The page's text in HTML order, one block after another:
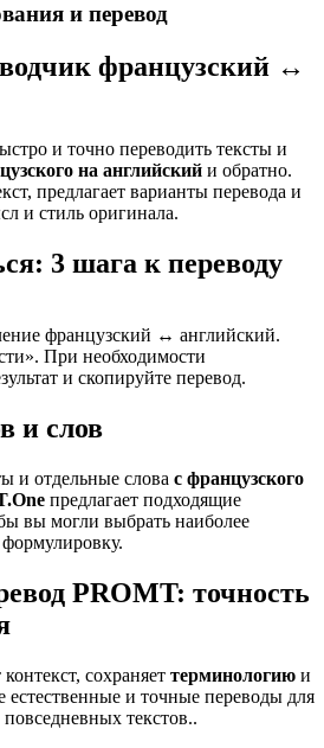
и перевод
французский ↔
и точно переводить тексты и
на английский и обратно.
предлагает варианты перевода и
и стиль оригинала.
3 шага к переводу
французский ↔ английский.
При необходимости
и скопируйте перевод.
и слов
и отдельные слова с французского
предлагает подходящие
вы могли выбрать наиболее
PROMT: точность
сохраняет терминологию и
естественные и точные переводы для
текстов..